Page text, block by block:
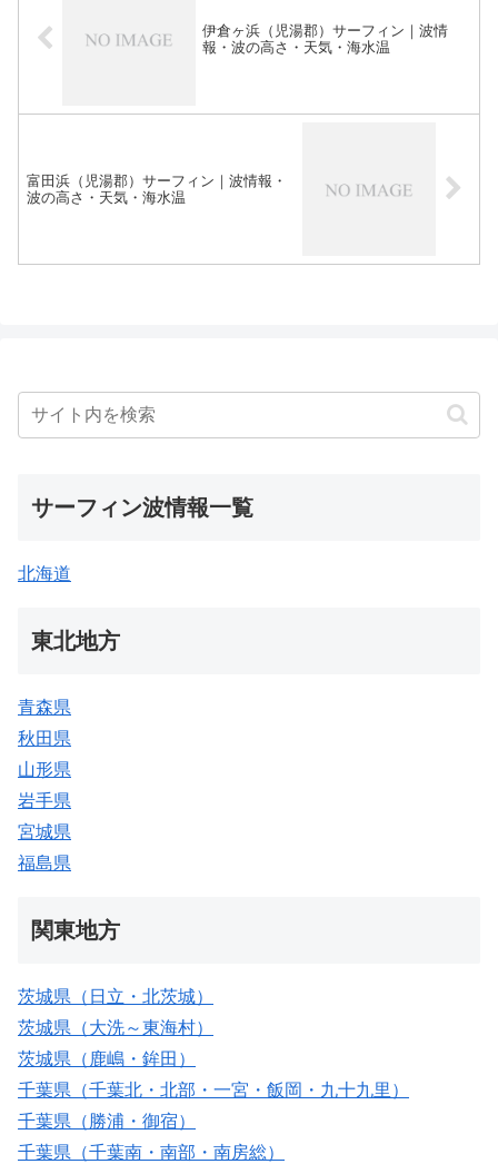
伊倉ヶ浜（児湯郡）サーフィン｜波情
報・波の高さ・天気・海水温
富田浜（児湯郡）サーフィン｜波情報・
波の高さ・天気・海水温
サーフィン波情報一覧
北海道
東北地方
青森県
秋田県
山形県
岩手県
宮城県
福島県
関東地方
茨城県（日立・北茨城）
茨城県（大洗～東海村）
茨城県（鹿嶋・鉾田）
千葉県（千葉北・北部・一宮・飯岡・九十九里）
千葉県（勝浦・御宿）
千葉県（千葉南・南部・南房総）